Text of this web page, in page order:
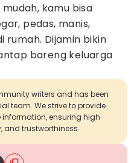
kamu bisa
pedas, manis,
rumah. Dijamin bikin
bareng keluarga
writers and has been
team. We strive to provide
ensuring high
and trustworthiness.